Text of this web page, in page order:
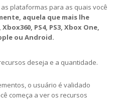
plataformas para as quais você
aquela que mais lhe
PS4, PS3, Xbox One,
ou Android.
deseja e a quantidade.
o usuário é validado
começa a ver os recursos